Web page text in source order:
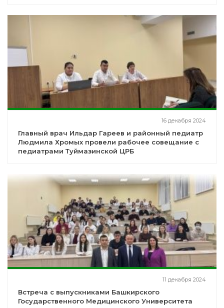
16 декабря 2024
Главный врач Ильдар Гареев и районный педиатр
Людмила Хромых провели рабочее совещание с
педиатрами Туймазинской ЦРБ
11 декабря 2024
Встреча с выпускниками Башкирского
Государственного Медицинского Университета